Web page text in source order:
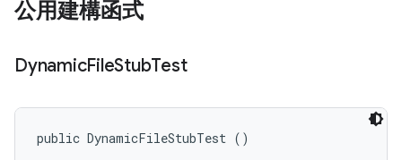
公用建構函式
DynamicFileStubTest
public DynamicFileStubTest ()